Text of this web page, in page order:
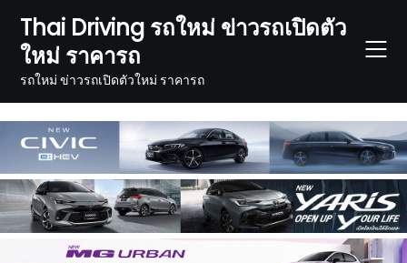
content
Thai Driving รถใหม่ ข่าวรถเปิดตัว
ใหม่ ราคารถ
รถใหม่ ข่าวรถเปิดตัวใหม่ ราคารถ